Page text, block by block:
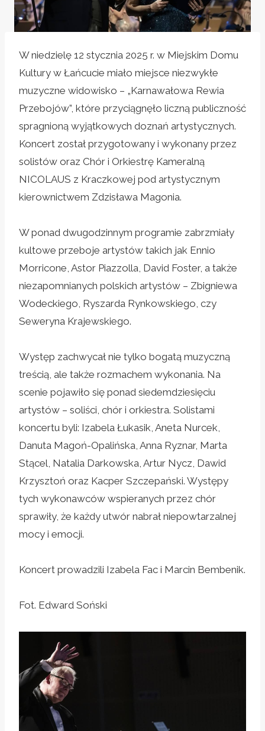
W niedzielę 12 stycznia 2025 r. w Miejskim Domu
Kultury w Łańcucie miało miejsce niezwykłe
muzyczne widowisko – „Karnawałowa Rewia
Przebojów”, które przyciągnęło liczną publiczność
spragnioną wyjątkowych doznań artystycznych.
Koncert został przygotowany i wykonany przez
solistów oraz Chór i Orkiestrę Kameralną
NICOLAUS z Kraczkowej pod artystycznym
kierownictwem Zdzisława Magonia.
W ponad dwugodzinnym programie zabrzmiały
kultowe przeboje artystów takich jak Ennio
Morricone, Astor Piazzolla, David Foster, a także
niezapomnianych polskich artystów – Zbigniewa
Wodeckiego, Ryszarda Rynkowskiego, czy
Seweryna Krajewskiego.
Występ zachwycał nie tylko bogatą muzyczną
treścią, ale także rozmachem wykonania. Na
scenie pojawiło się ponad siedemdziesięciu
artystów – soliści, chór i orkiestra. Solistami
koncertu byli: Izabela Łukasik, Aneta Nurcek,
Danuta Magoń-Opalińska, Anna Ryznar, Marta
Stącel, Natalia Darkowska, Artur Nycz, Dawid
Krzysztoń oraz Kacper Szczepański. Występy
tych wykonawców wspieranych przez chór
sprawiły, że każdy utwór nabrał niepowtarzalnej
mocy i emocji.
Koncert prowadzili Izabela Fac i Marcin Bembenik.
Fot. Edward Soński